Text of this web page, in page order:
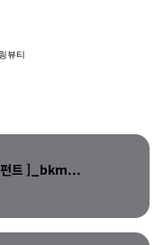
뷰티
펀트 ]_bkm...